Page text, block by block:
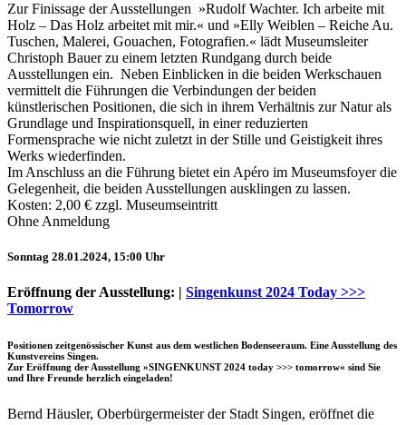
Buchtipps von Prof. Uli Rothfuss
Hörtipps von Harald Schwiers
Kunstausflüge mit Sigrid Balke
Marc Peschke – Out of The Länd
Hausbesuche
Zur Finissage der Ausstellungen »Rudolf Wachter. Ich arbeite mit
Holz – Das Holz arbeitet mit mir.« und »Elly Weiblen – Reiche Au.
Tuschen, Malerei, Gouachen, Fotografien.« lädt Museumsleiter
Christoph Bauer zu einem letzten Rundgang durch beide
Ausstellungen ein. Neben Einblicken in die beiden Werkschauen
vermittelt die Führungen die Verbindungen der beiden
künstlerischen Positionen, die sich in ihrem Verhältnis zur Natur als
Grundlage und Inspirationsquell, in einer reduzierten
Formensprache wie nicht zuletzt in der Stille und Geistigkeit ihres
Werks wiederfinden.
Im Anschluss an die Führung bietet ein Apéro im Museumsfoyer die
Gelegenheit, die beiden Ausstellungen ausklingen zu lassen.
Kosten: 2,00 € zzgl. Museumseintritt
Ohne Anmeldung
Sonntag 28.01.2024, 15:00 Uhr
Eröffnung der Ausstellung: | Singenkunst 2024 Today >>>
Tomorrow
Positionen zeitgenössischer Kunst aus dem westlichen Bodenseeraum. Eine Ausstellung des
Kunstvereins Singen.
Zur Eröffnung der Ausstellung »SINGENKUNST 2024 today >>> tomorrow« sind Sie
und Ihre Freunde herzlich eingeladen!
Bernd Häusler, Oberbürgermeister der Stadt Singen, eröffnet die